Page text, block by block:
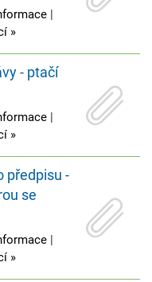
|
»
- ptačí
|
»
předpisu -
se
|
»